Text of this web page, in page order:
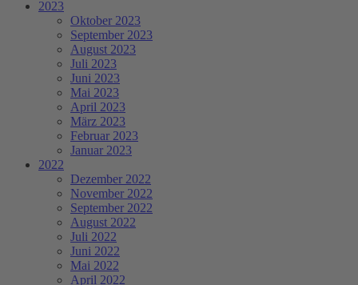
2023
Oktober 2023
September 2023
August 2023
Juli 2023
Juni 2023
Mai 2023
April 2023
März 2023
Februar 2023
Januar 2023
2022
Dezember 2022
November 2022
September 2022
August 2022
Juli 2022
Juni 2022
Mai 2022
April 2022